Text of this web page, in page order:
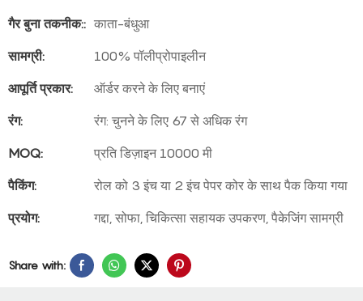
गैर बुना तकनीक:: काता-बंधुआ
सामग्री:
100% पॉलीप्रोपाइलीन
आपूर्ति प्रकार:
ऑर्डर करने के लिए बनाएं
रंग:
रंग: चुनने के लिए 67 से अधिक रंग
MOQ:
प्रति डिज़ाइन 10000 मी
पैकिंग:
रोल को 3 इंच या 2 इंच पेपर कोर के साथ पैक किया गया
प्रयोग:
गद्दा, सोफा, चिकित्सा सहायक उपकरण, पैकेजिंग सामग्री
Share with: